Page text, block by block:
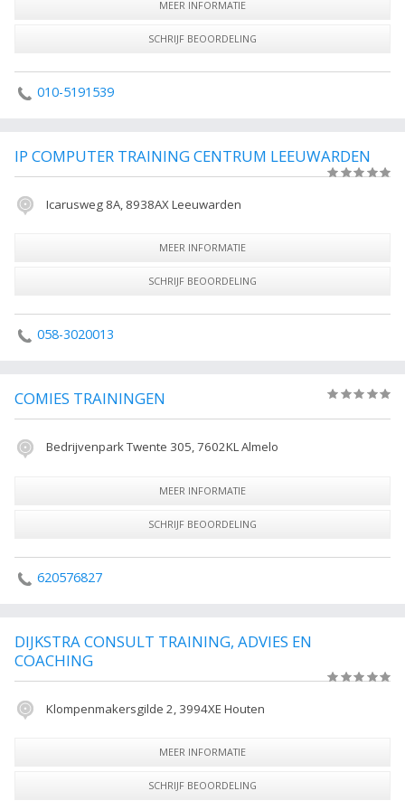
MEER INFORMATIE
SCHRIJF BEOORDELING
010-5191539
IP COMPUTER TRAINING CENTRUM LEEUWARDEN
Icarusweg 8A, 8938AX Leeuwarden
MEER INFORMATIE
SCHRIJF BEOORDELING
058-3020013
COMIES TRAININGEN
Bedrijvenpark Twente 305, 7602KL Almelo
MEER INFORMATIE
SCHRIJF BEOORDELING
620576827
DIJKSTRA CONSULT TRAINING, ADVIES EN
COACHING
Klompenmakersgilde 2, 3994XE Houten
MEER INFORMATIE
SCHRIJF BEOORDELING